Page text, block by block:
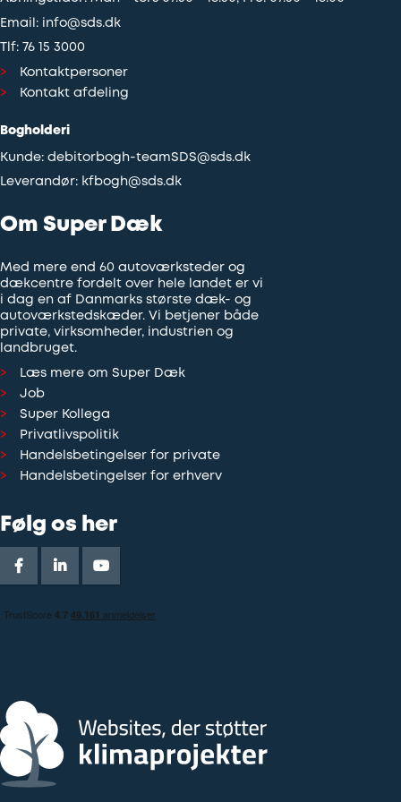
Email: info@sds.dk
Tlf: 76 15 3000
Kontaktpersoner
Kontakt afdeling
Bogholderi
Kunde: debitorbogh-teamSDS@sds.dk
Leverandør: kfbogh@sds.dk
Om Super Dæk
Med mere end 60 autoværksteder og
dækcentre fordelt over hele landet er vi
i dag en af Danmarks største dæk- og
autoværkstedskæder. Vi betjener både
private, virksomheder, industrien og
landbruget.
Læs mere om Super Dæk
Job
Super Kollega
Privatlivspolitik
Handelsbetingelser for private
Handelsbetingelser for erhverv
Følg os her